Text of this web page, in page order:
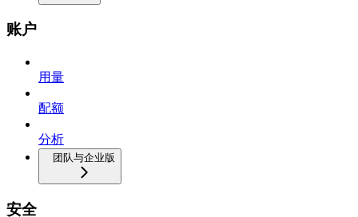
账户
用量
配额
分析
团队与企业版
安全